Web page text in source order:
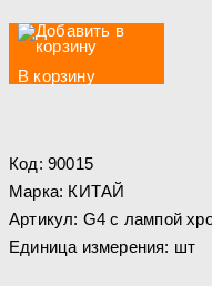
В корзину
Код: 90015
Марка: КИТАЙ
Артикул: G4 с лампой
Единица измерения: шт